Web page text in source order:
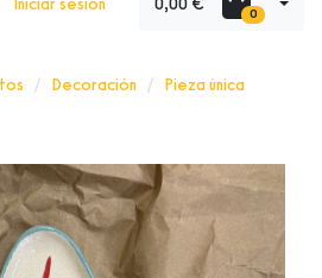
Iniciar sesión 0,00 € 0
Decoración
Pieza única